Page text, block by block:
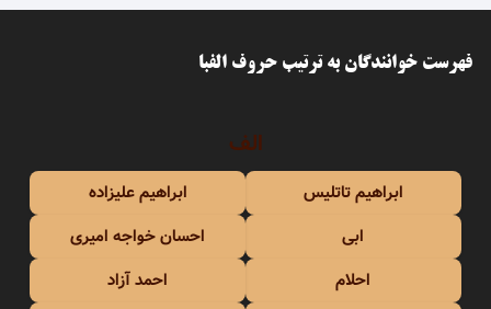
فهرست خوانندگان به ترتیب حروف الفبا
الف
ابراهیم تاتلیس
ابراهیم علیزاده
ابی
احسان خواجه امیری
احلام
احمد آزاد